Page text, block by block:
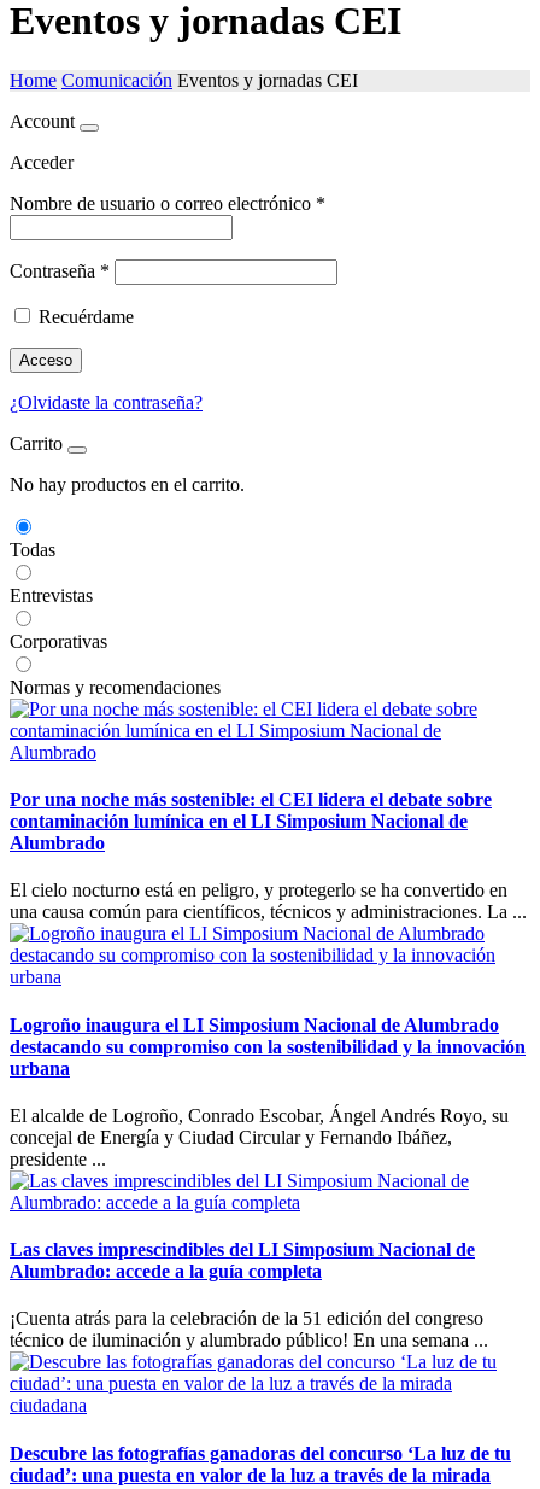
Eventos y jornadas CEI
Home Comunicación Eventos y jornadas CEI
Account
Acceder
Nombre de usuario o correo electrónico *
Contraseña *
Recuérdame
Acceso
¿Olvidaste la contraseña?
Carrito
No hay productos en el carrito.
Todas
Entrevistas
Corporativas
Normas y recomendaciones
Por una noche más sostenible: el CEI lidera el debate sobre
contaminación lumínica en el LI Simposium Nacional de
Alumbrado
El cielo nocturno está en peligro, y protegerlo se ha convertido en
una causa común para científicos, técnicos y administraciones. La ...
Logroño inaugura el LI Simposium Nacional de Alumbrado
destacando su compromiso con la sostenibilidad y la innovación
urbana
El alcalde de Logroño, Conrado Escobar, Ángel Andrés Royo, su
concejal de Energía y Ciudad Circular y Fernando Ibáñez,
presidente ...
Las claves imprescindibles del LI Simposium Nacional de
Alumbrado: accede a la guía completa
¡Cuenta atrás para la celebración de la 51 edición del congreso
técnico de iluminación y alumbrado público! En una semana ...
Descubre las fotografías ganadoras del concurso ‘La luz de tu
ciudad’: una puesta en valor de la luz a través de la mirada